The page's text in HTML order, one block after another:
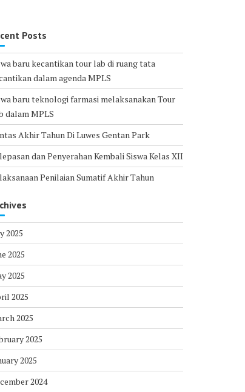
Posts
baru kecantikan tour lab di ruang tata
dalam agenda MPLS
baru teknologi farmasi melaksanakan Tour
dalam MPLS
Akhir Tahun Di Luwes Gentan Park
dan Penyerahan Kembali Siswa Kelas XII
Penilaian Sumatif Akhir Tahun
2025
2025
2025
2025
2025
2025
2025
2024